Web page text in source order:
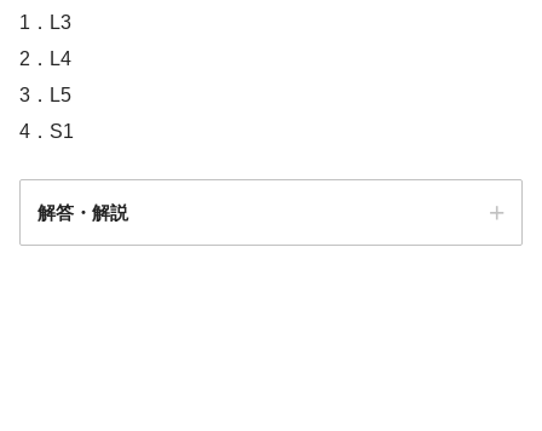
1．L3
2．L4
3．L5
4．S1
解答・解説